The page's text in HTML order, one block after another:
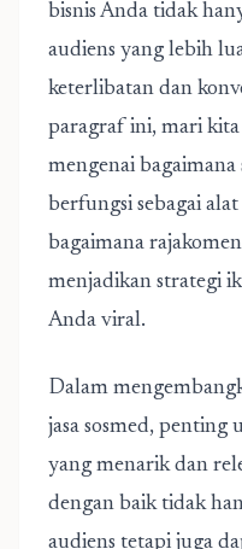
bisnis Anda tidak
audiens yang lebih
keterlibatan dan
paragraf ini, mari
mengenai
berfungsi sebagai
bagaimana
menjadikan strategi
Anda viral.
Dalam
jasa sosmed,
yang menarik dan
dengan baik tidak
audiens tetapi juga